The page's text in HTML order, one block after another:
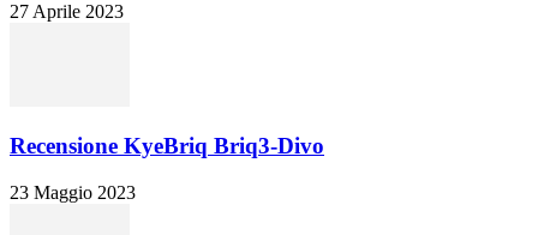
27 Aprile 2023
Recensione KyeBriq Briq3-Divo
23 Maggio 2023